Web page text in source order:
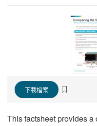
한국어
下載檔案
This factsheet provides